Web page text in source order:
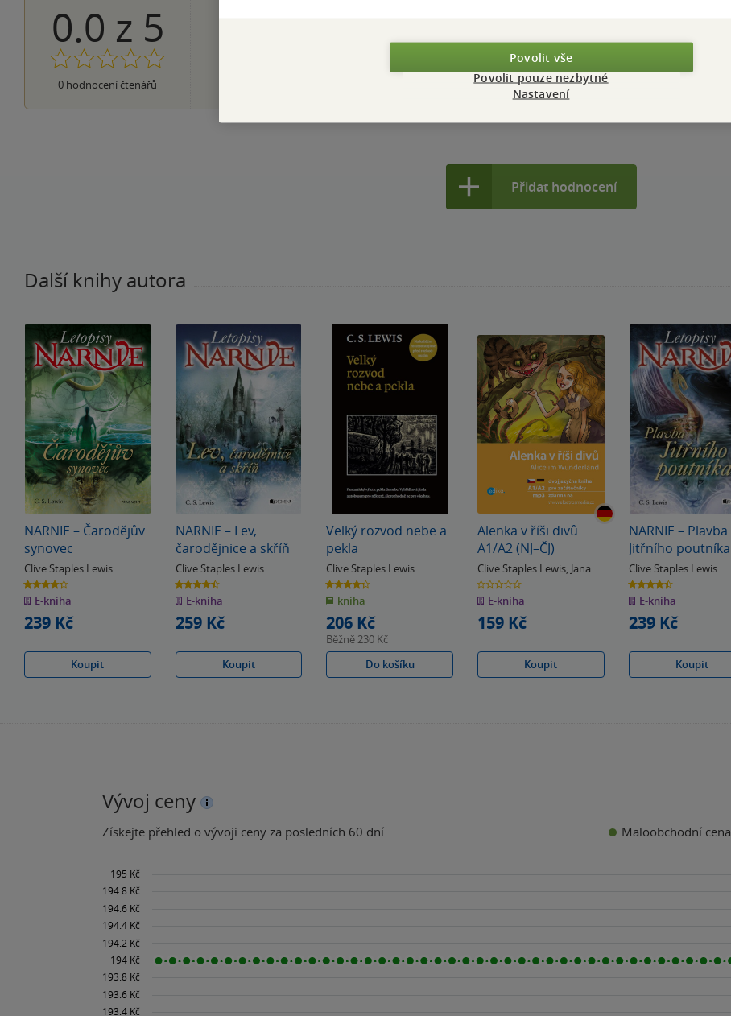
0.0 z 5
0 hodnocení čtenářů
Hodnocení našich knihkupců: 0.0 z 5
Přidat hodnocení
Další knihy autora
NARNIE – Čarodějův
synovec
Clive Staples Lewis
4.3
z
5
hvězdiček
E-kniha
239 Kč
Koupit
NARNIE – Lev,
čarodějnice a skříň
Clive Staples Lewis
4.5
z
5
hvězdiček
E-kniha
259 Kč
Koupit
Velký rozvod nebe a
pekla
Clive Staples Lewis
4.3
z
5
hvězdiček
kniha
206 Kč
Běžně230 Kč
Do košíku
Alenka v říši divů
A1/A2 (NJ–ČJ)
Clive Staples Lewis, Jana
Navrátilová
0.0
z
5
hvězdiček
E-kniha
159 Kč
Koupit
NARNIE – Plavba
Jitřního poutníka
Clive Staples Lewis
4.4
z
5
hvězdiček
E-kniha
239 Kč
Koupit
Vývoj ceny
Získejte přehled o vývoji ceny za posledních 60 dní. Maloobchodní cena
Povolit vše
Povolit pouze nezbytné
Nastavení